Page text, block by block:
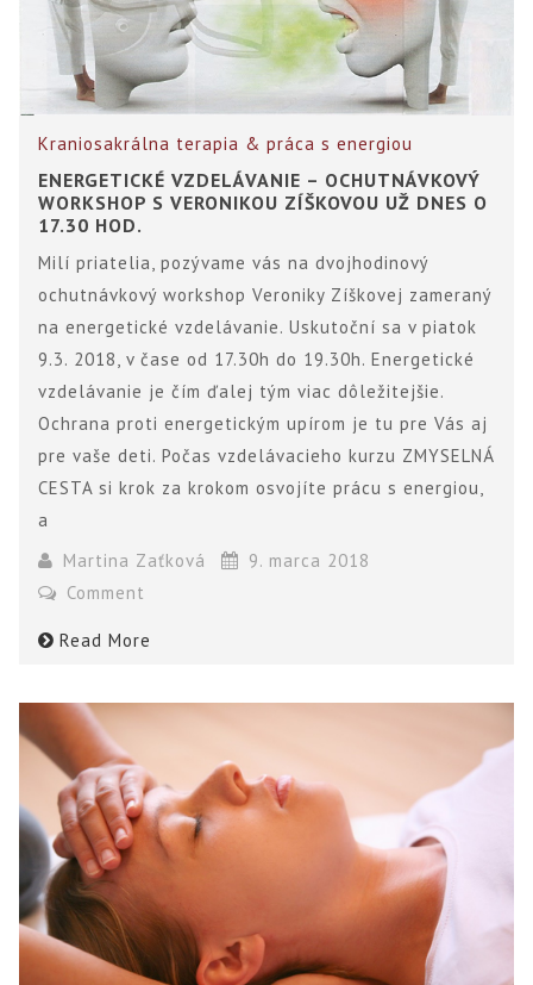
Kraniosakrálna terapia & práca s energiou
ENERGETICKÉ VZDELÁVANIE – OCHUTNÁVKOVÝ
WORKSHOP S VERONIKOU ZÍŠKOVOU UŽ DNES O
17.30 HOD.
Milí priatelia, pozývame vás na dvojhodinový
ochutnávkový workshop Veroniky Zíškovej zameraný
na energetické vzdelávanie. Uskutoční sa v piatok
9.3. 2018, v čase od 17.30h do 19.30h. Energetické
vzdelávanie je čím ďalej tým viac dôležitejšie.
Ochrana proti energetickým upírom je tu pre Vás aj
pre vaše deti. Počas vzdelávacieho kurzu ZMYSELNÁ
CESTA si krok za krokom osvojíte prácu s energiou,
a
Martina Zaťková
9. marca 2018
Comment
Read More